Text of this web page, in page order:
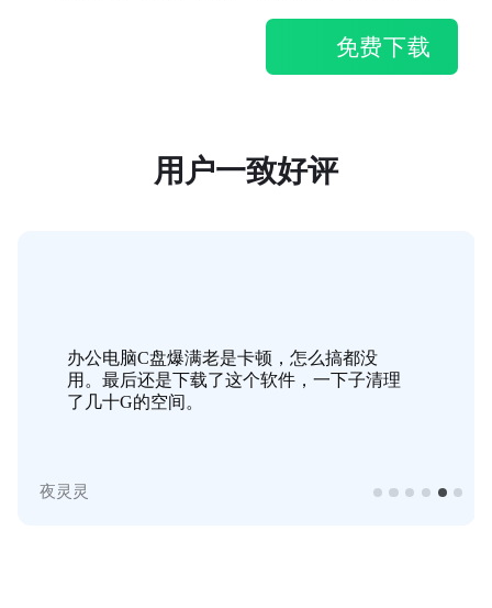
免费下载
用户一致好评
办公电脑C盘爆满老是卡顿，怎么搞都没
用。最后还是下载了这个软件，一下子清理
了几十G的空间。
夜灵灵